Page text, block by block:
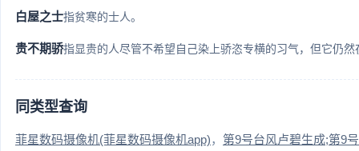
白屋之士指贫寒的士人。
贵不期骄指显贵的人尽管不希望自己染上骄恣专横的习气，但它仍
同类型查询
菲星数码摄像机(菲星数码摄像机app)
第9号台风卢碧生成;第9